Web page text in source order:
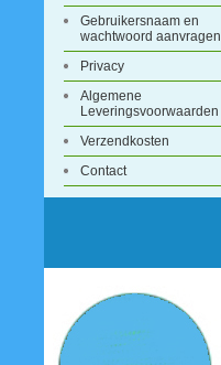
Gebruikersnaam en
wachtwoord aanvragen
Privacy
Algemene
Leveringsvoorwaarden
Verzendkosten
Contact